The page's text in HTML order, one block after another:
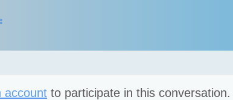
account to participate in this conversation.